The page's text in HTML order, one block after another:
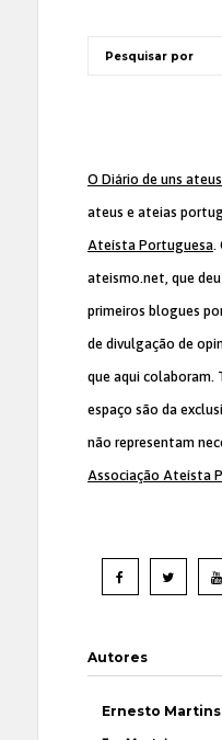
O Diário de uns ateus
ateus e ateias
Ateísta Portuguesa.
ateismo.net, que
primeiros blogues
de divulgação de
que aqui
espaço são da
não representam
Associação Ateísta
Autores
Ernesto Martins